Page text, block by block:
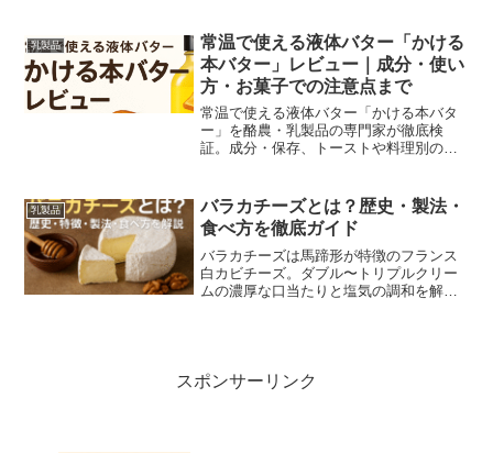
乳製品
常温で使える液体バター「かける
本バター」レビュー｜成分・使い
方・お菓子での注意点まで
常温で使える液体バター「かける本バタ
ー」を酪農・乳製品の専門家が徹底検
証。成分・保存、トーストや料理別の最
をわかりやすく解説します。
乳製品
バラカチーズとは？歴史・製法・
食べ方を徹底ガイド
バラカチーズは馬蹄形が特徴のフランス
白カビチーズ。ダブル〜トリプルクリー
ムの濃厚な口当たりと塩気の調和を解
スポンサーリンク